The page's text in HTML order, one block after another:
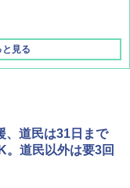
見る
ンマイ タイ北部の魅
地球の歩き方D アジア
ョン 山善] ポップアッ
げて畳める パッとサ
ーブ フルクローズ メ
ッチテント キャンプ
150(KH)
ロ ドーム 1 EX BDK
ンプ ポリエステル フ
、道民は31日まで
。道民以外は要3回